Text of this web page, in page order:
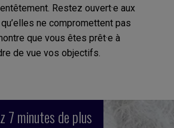
Restez ouvert·e aux
ne compromettent pas
que vous êtes prêt·e à
de vue vos objectifs.
7 minutes de plus